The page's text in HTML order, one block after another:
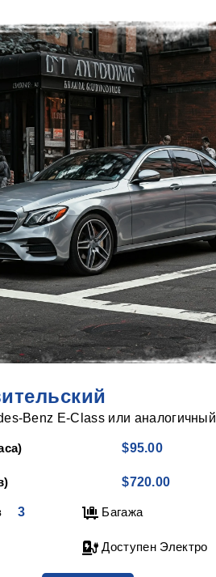
Benz E-Class или аналогичный
$95.00
$720.00
3 Багажа
Доступен Электро